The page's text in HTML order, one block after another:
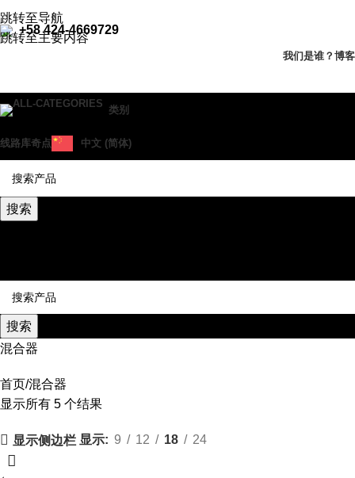
跳转至导航
跳转至主要内容
+58 424-4669729
我们是谁？ 博客
类别
线路库奇点 中文 (简体)
搜索
搜索
混合器
首页 混合器
显示所有 5 个结果
显示侧边栏 显示 9 12 18 24